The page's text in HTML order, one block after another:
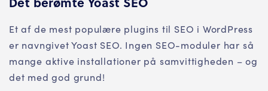
Et af de mest populære plugins til SEO i WordPress
er navngivet Yoast SEO. Ingen SEO-moduler har så
mange aktive installationer på samvittigheden – og
det med god grund!